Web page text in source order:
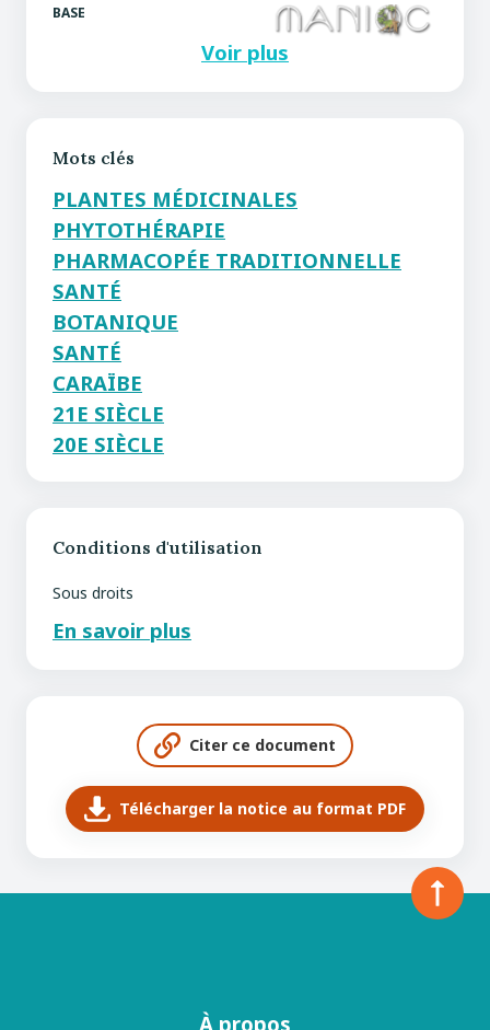
BASE
Voir plus
Mots clés
PLANTES MÉDICINALES
PHYTOTHÉRAPIE
PHARMACOPÉE TRADITIONNELLE
SANTÉ
BOTANIQUE
SANTÉ
CARAÏBE
21E SIÈCLE
20E SIÈCLE
Conditions d'utilisation
Sous droits
En savoir plus
Citer ce document
Télécharger la notice au format PDF
À propos